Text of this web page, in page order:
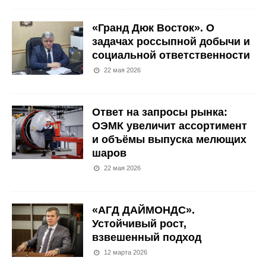
«Гранд Дюк Восток». О
задачах россыпной добычи и
социальной ответственности
22 мая 2026
Ответ на запросы рынка:
ОЭМК увеличит ассортимент
и объёмы выпуска мелющих
шаров
22 мая 2026
«АГД ДАЙМОНДС».
Устойчивый рост,
взвешенный подход
12 марта 2026